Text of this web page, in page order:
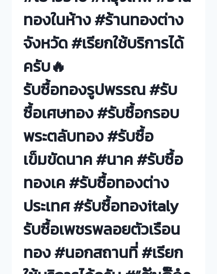
ทองในห้าง #ร้านทองต่าง
จังหวัด #เรียกใช้บริการได้
ครับ🔥
รับซื้อทองรูปพรรณ #รับ
ซื้อเศษทอง #รับซื้อกรอบ
พระตลับทอง #รับซื้อ
เข็มขัดนาค #นาค #รับซื้อ
ทองเค #รับซื้อทองต่าง
ประเทศ #รับซื้อทองitaly
รับซื้อเพชรพลอยตัวเรือน
ทอง #นอกสถานที่ #เรียก